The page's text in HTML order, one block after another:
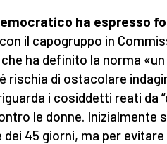
ha espresso
il capogruppo in
ha definito la norma
rischia di ostacolare
i cosiddetti reati da
le donne. Inizialmente
45 giorni, ma per